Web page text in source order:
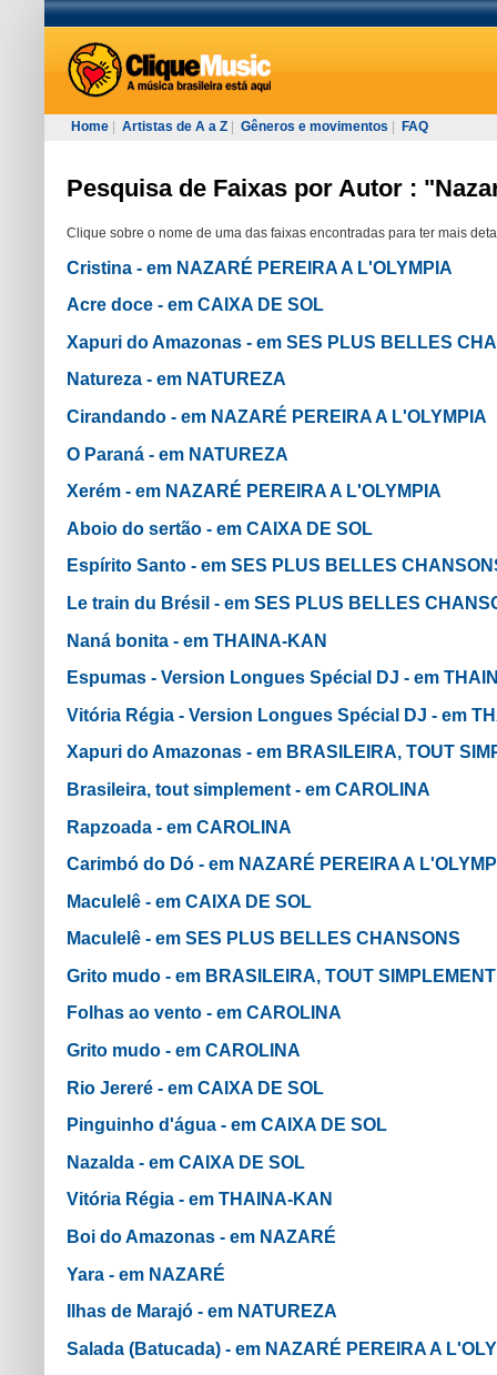
Home Artistas de A a Z Gêneros e movimentos FAQ
Pesquisa de Faixas por Autor :
Clique sobre o nome de uma das faixas encontradas para ter mais
Cristina - em NAZARÉ PEREIRA A L'OLYMPIA
Acre doce - em CAIXA DE SOL
Xapuri do Amazonas - em SES PLUS BELLES
Natureza - em NATUREZA
Cirandando - em NAZARÉ PEREIRA A L'OLYMPIA
O Paraná - em NATUREZA
Xerém - em NAZARÉ PEREIRA A L'OLYMPIA
Aboio do sertão - em CAIXA DE SOL
Espírito Santo - em SES PLUS BELLES
Le train du Brésil - em SES PLUS BELLES
Naná bonita - em THAINA-KAN
Espumas - Version Longues Spécial DJ - em
Vitória Régia - Version Longues Spécial DJ - em
Xapuri do Amazonas - em BRASILEIRA, TOUT
Brasileira, tout simplement - em CAROLINA
Rapzoada - em CAROLINA
Carimbó do Dó - em NAZARÉ PEREIRA A
Maculelê - em CAIXA DE SOL
Maculelê - em SES PLUS BELLES CHANSONS
Grito mudo - em BRASILEIRA, TOUT SIMPLEMENT
Folhas ao vento - em CAROLINA
Grito mudo - em CAROLINA
Rio Jereré - em CAIXA DE SOL
Pinguinho d'água - em CAIXA DE SOL
Nazalda - em CAIXA DE SOL
Vitória Régia - em THAINA-KAN
Boi do Amazonas - em NAZARÉ
Yara - em NAZARÉ
Ilhas de Marajó - em NATUREZA
Salada (Batucada) - em NAZARÉ PEREIRA A